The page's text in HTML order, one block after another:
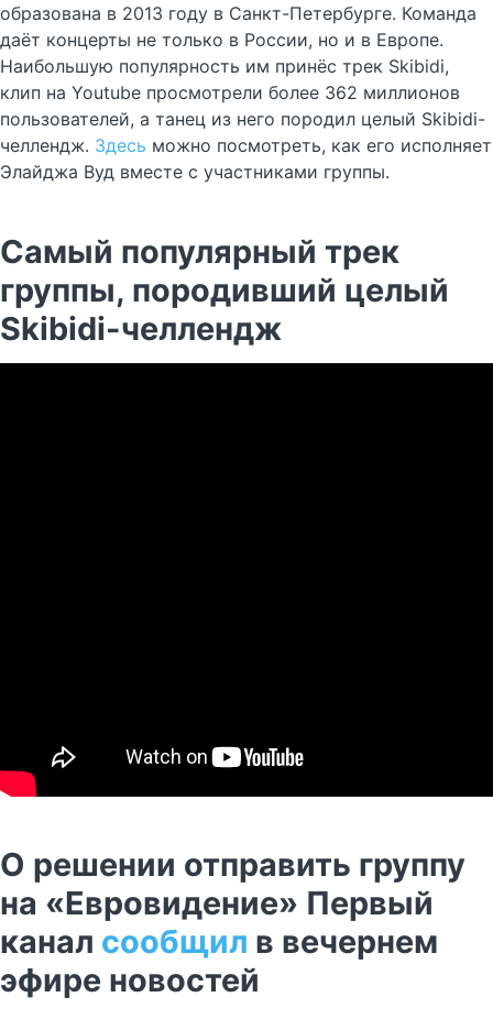
образована в 2013 году в Санкт-Петербурге. Команда
даёт концерты не только в России, но и в Европе.
Наибольшую популярность им принёс трек Skibidi,
клип на Youtube просмотрели более 362 миллионов
пользователей, а танец из него породил целый Skibidi-
челлендж. Здесь можно посмотреть, как его исполняет
Элайджа Вуд вместе с участниками группы.
Самый популярный трек
группы, породивший целый
Skibidi-челлендж
О решении отправить группу
на «Евровидение» Первый
канал сообщил в вечернем
эфире новостей